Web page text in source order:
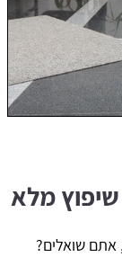
מלא
אתם שואלים?